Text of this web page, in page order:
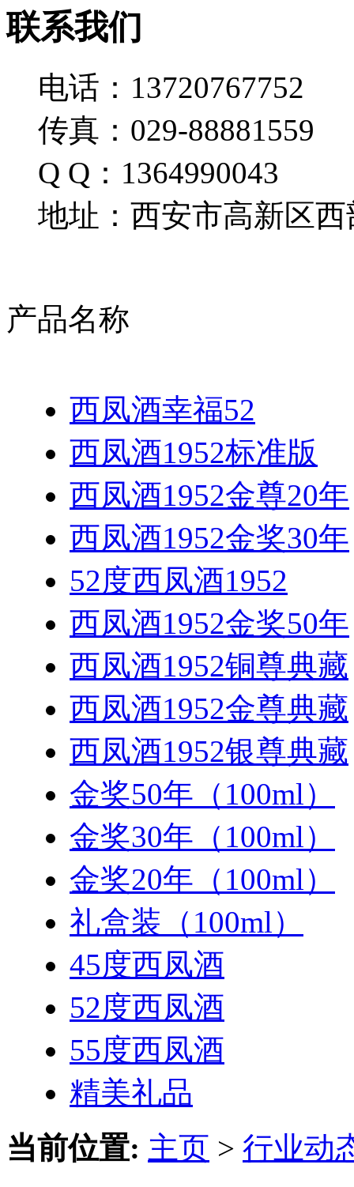
联系我们
电话：13720767752
传真：029-88881559
Q Q：1364990043
地址：西安市高新区西
产品名称
西凤酒幸福52
西凤酒1952标准版
西凤酒1952金尊20年
西凤酒1952金奖30年
52度西凤酒1952
西凤酒1952金奖50年
西凤酒1952铜尊典藏
西凤酒1952金尊典藏
西凤酒1952银尊典藏
金奖50年（100ml）
金奖30年（100ml）
金奖20年（100ml）
礼盒装（100ml）
45度西凤酒
52度西凤酒
55度西凤酒
精美礼品
当前位置: 主页 > 行业动